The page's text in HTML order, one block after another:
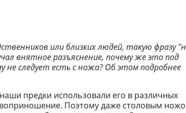
или близких людей, такую фразу
внятное разъяснение, почему же это под
следует есть с ножа? Об этом подробнее
предки использовали его в различных
Поэтому даже столовым